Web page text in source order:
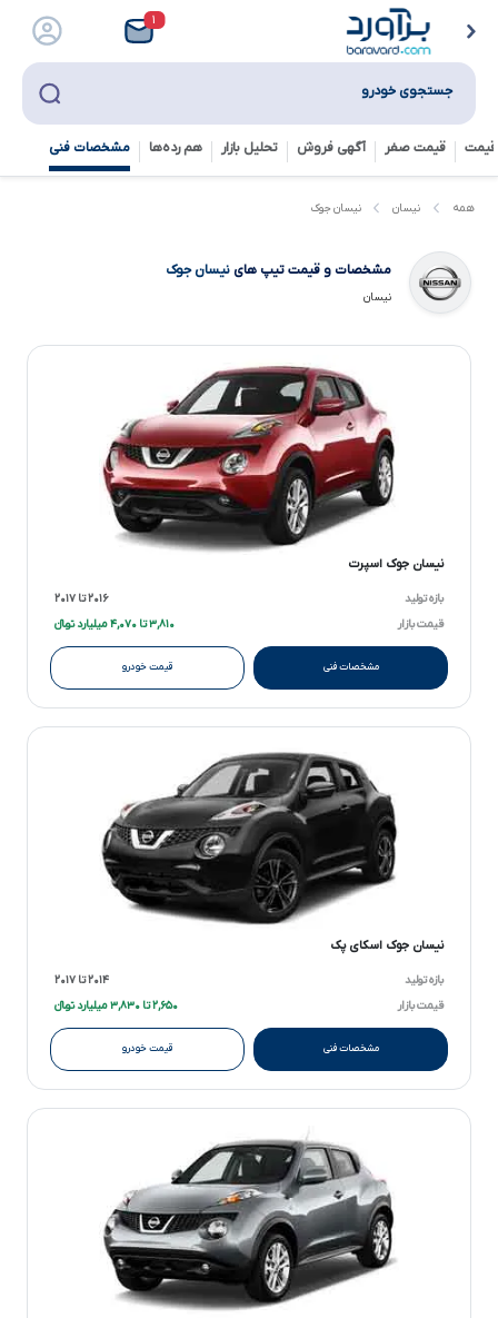
۱
جستجوی خودرو
قیمت صفر آگهی فروش تحلیل بازار هم رده‌ها‌ مشخصات فنی
همه نیسان نیسان جوک
مشخصات و قیمت تیپ هاینیسان جوک
نیسان
نیسان جوک اسپرت
بازه تولید
۲۰۱۶ تا ۲۰۱۷
قیمت بازار
۳,۸۱۰ تا ۴,۰۷۰ میلیارد تومانءءء
مشخصات فنی قیمت خودرو
نیسان جوک اسکای پک
بازه تولید
۲۰۱۴ تا ۲۰۱۷
قیمت بازار
۲,۶۵۰ تا ۳,۸۳۰ میلیارد تومانءءء
مشخصات فنی قیمت خودرو